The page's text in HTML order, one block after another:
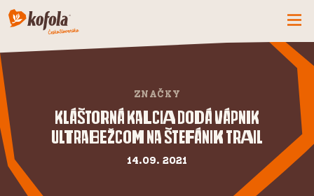
SPOZNAJ FIRMU
KOFOLA
PRODUKTY
PRIDAJ SA K NÁM
ZNAČKY
Kláštorná Kalcia dodá vápnik
ultrabežcom na Štefánik Trail
14.09. 2021